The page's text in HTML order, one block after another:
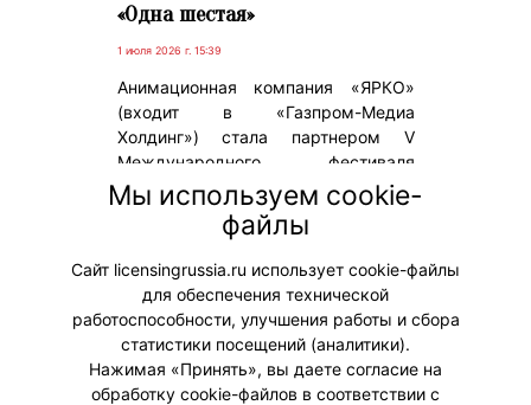
«Одна шестая»
1 июля 2026 г. 15:39
Анимационная компания «ЯРКО»
(входит в «Газпром-Медиа
Холдинг») стала партнером V
Международного фестиваля
дебютных фильмов Евразийского
континента «Одна шестая»,
организованного Свердловской
киностудией.
#ПродвижениеБренда
Мы используем cookie-
файлы
Сайт licensingrussia.ru использует cookie-файлы
для обеспечения технической
работоспособности, улучшения работы и сбора
статистики посещений (аналитики).
Нажимая «Принять», вы даете согласие на
обработку cookie-файлов в соответствии с